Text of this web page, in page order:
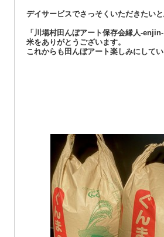
デイサービスでさっそくいただきたいと
「川場村田んぼアート保存会縁人-
米をありがとうございます。
これからも田んぼアート楽しみにして